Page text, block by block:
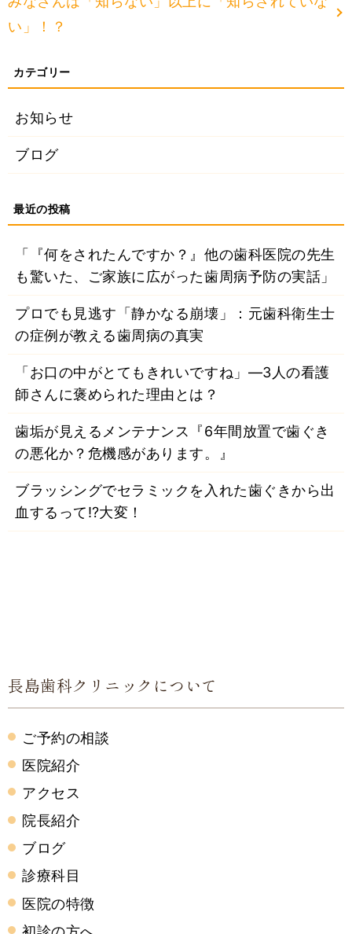
い」！？
お知らせ
ブログ
「『何をされたんですか？』他の歯科医院の先生
も驚いた、ご家族に広がった歯周病予防の実話」
プロでも見逃す「静かなる崩壊」：元歯科衛生士
の症例が教える歯周病の真実
「お口の中がとてもきれいですね」―3人の看護
師さんに褒められた理由とは？
歯垢が見えるメンテナンス『6年間放置で歯ぐき
の悪化か？危機感があります。』
ブラッシングでセラミックを入れた歯ぐきから出
血するって⁉大変！
長島歯科クリニックについて
ご予約の相談
医院紹介
アクセス
院長紹介
ブログ
診療科目
医院の特徴